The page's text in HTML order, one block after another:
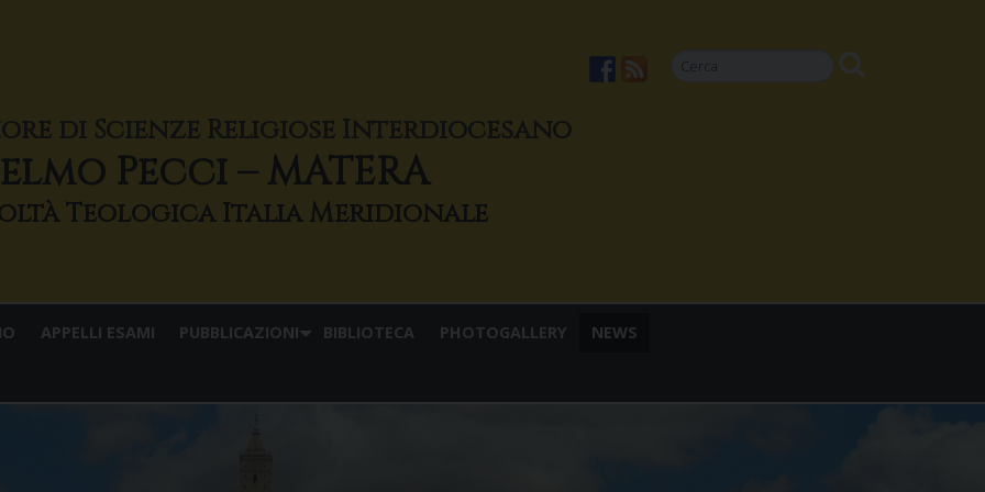
di Scienze Religiose Interdiocesano
Pecci – MATERA
APPELLI ESAMI PUBBLICAZIONI BIBLIOTECA PHOTOGALLERY
NEWS